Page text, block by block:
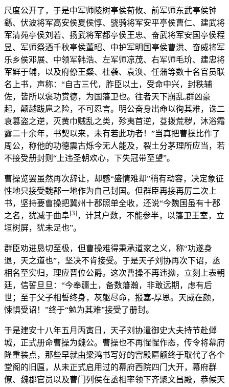
尺度公开了，于是中军师陵树亭侯荀攸、前军师东武亭侯钟
繇、伏波将军高安侯夏侯惇、骁骑将军安平亭侯曹仁、建武将
军清苑亭侯刘若、扬武将军都亭侯王忠、奋武将军安国亭侯程
昱、军师祭酒千秋亭侯董昭、中护军明国亭侯曹洪、奋威将军
乐乡侯邓展、中领军韩浩、左军师凉茂、右军师毛玠、建忠将
军鲜于辅，以及府僚王粲、杜袭、袁涣、任藩等数十名官员联
名上书，声称：“自古三代，胙臣以土，受命中兴，封秩辅
佐，皆所以褒功赏德，为国藩卫也。往者天下崩乱,群凶豪
起，颠越跋扈之险，不可忍言。明公奋身出命以徇其难，诛二
袁篡盗之逆，灭黄巾贼乱之类，殄夷首逆，芟拨荒秽，沐浴霜
露二十余年，书契以来，未有若此功者！”当真把曹操比作了
周公，称他的功德震古烁今无人能及，裂土分茅理所应当，若
不接受册封则“上违圣朝欢心，下失冠带至望”。
曹操览罢虽然再次辞让，却感“盛情难却”稍有动容，决定象征
性地只接受魏郡一地作为自己封国。但群臣再接再厉二次上
书，坚持要曹操把冀州十郡照单全收，还说“今魏国虽有十郡
之名，犹减于曲阜[3]，计其户数，不能参半，以籓卫王室，立
垣树屏，犹未足也”。
群臣劝进恳切至极，但曹操难得秉承道家之义，称“功遂身
退，天之道也”，坚决不肯接受。于是天子刘协再次下诏，丞
相名至实归，理应晋位公爵。这次曹操不再违拗，立刻上表朝
廷，信誓旦旦：“今奉疆土，备数藩瀚，非敢远期，虑有后
世；至于父子相誓终身，灰躯尽命，报塞-厚恩。天威在颜，
悚惧受诏！”终于“勉为其难”接受了册封。
于是建安十八年五月丙寅日，天子刘协遣御史大夫持节赴邺
城，正式册命曹操为魏公。曹操也不再惺惺作态，传令将幕府
隆重装点，那些早就由梁鸿书写好的宫殿匾额终于取代了各个
堂阁的旧匾，从未正式启用过的幕府西院四门大开，幕府群
僚、魏郡官员以及曹门列侯在丞相率领下齐聚文昌殿，恭候天